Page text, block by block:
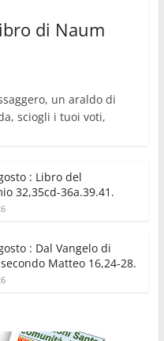
di Naum
un araldo di
sciogli i tuoi voti,
: Libro del
32,35cd-36a.39.41.
: Dal Vangelo di
Matteo 16,24-28.